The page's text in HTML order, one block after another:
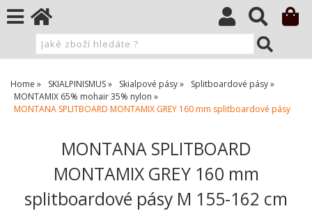
Home SKIALPINISMUS Skialpové pásy
Splitboardové pásy
MONTAMIX 65% mohair 35% nylon
MONTANA SPLITBOARD MONTAMIX GREY 160 mm splitboardové pásy
MONTANA SPLITBOARD
MONTAMIX GREY 160 mm
splitboardové pásy M 155-162 cm